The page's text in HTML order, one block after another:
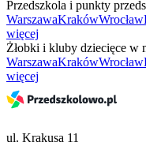
Przedszkola i punkty
WarszawaKrakówWrocław
więcej
Żłobki i kluby dziecięce w
WarszawaKrakówWrocław
więcej
ul. Krakusa 11